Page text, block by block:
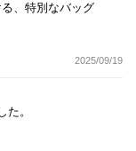
、特別なバッグ
2025/09/19
。